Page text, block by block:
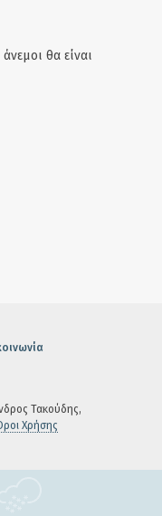
θα είναι
Τακούδης,
Χρήσης